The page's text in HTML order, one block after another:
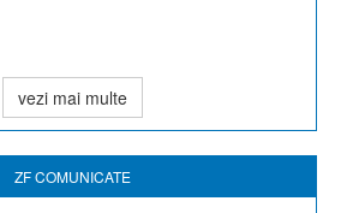
vezi mai multe
ZF COMUNICATE